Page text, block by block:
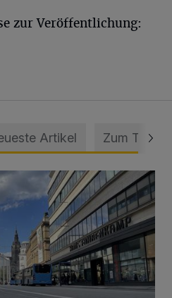
zur Veröffentlichung:
Artikel Zum Thema